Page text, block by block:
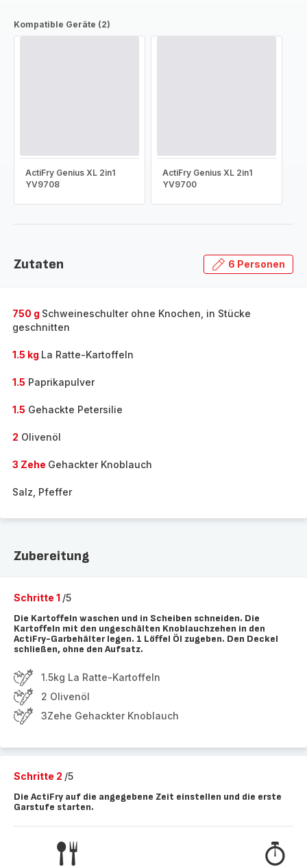
Kompatible Geräte (2)
ActiFry Genius XL 2in1
YV9708
ActiFry Genius XL 2in1
YV9700
Zutaten 6 Personen
750 g Schweineschulter ohne Knochen, in Stücke
geschnitten
1.5 kg La Ratte-Kartoffeln
1.5 Paprikapulver
1.5 Gehackte Petersilie
2 Olivenöl
3 Zehe Gehackter Knoblauch
Salz, Pfeffer
Zubereitung
Schritte 1 /5
Die Kartoffeln waschen und in Scheiben schneiden. Die
Kartoffeln mit den ungeschälten Knoblauchzehen in den
ActiFry-Garbehälter legen. 1 Löffel Öl zugeben. Den Deckel
schließen, ohne den Aufsatz.
1.5kg La Ratte-Kartoffeln
2 Olivenöl
3Zehe Gehackter Knoblauch
Schritte 2 /5
Die ActiFry auf die angegebene Zeit einstellen und die erste
Garstufe starten.